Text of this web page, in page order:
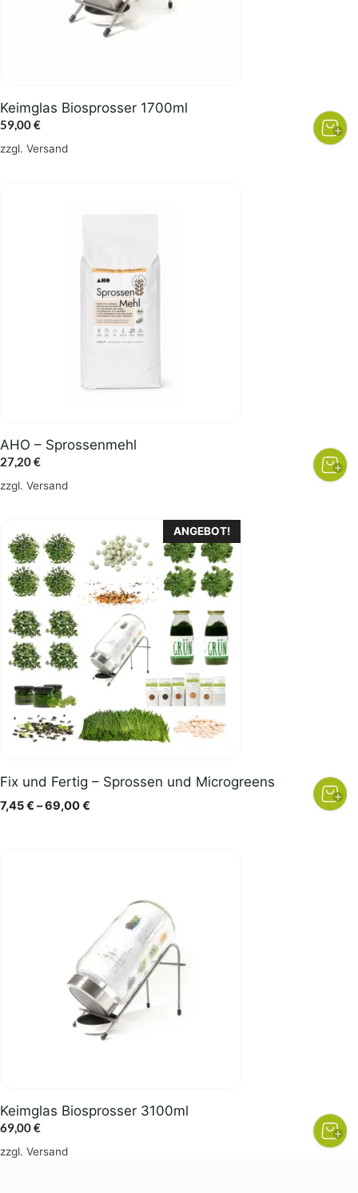
Keimglas Biosprosser 1700ml
59,00€
zzgl. Versand
AHO – Sprossenmehl
27,20€
zzgl. Versand
ANGEBOT!
Fix und Fertig – Sprossen und Microgreens
7,45€ –69,00€
Keimglas Biosprosser 3100ml
69,00€
zzgl. Versand